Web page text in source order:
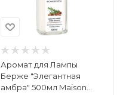
Аромат для Лампы
Берже "Элегантная
амбра" 500мл Maison